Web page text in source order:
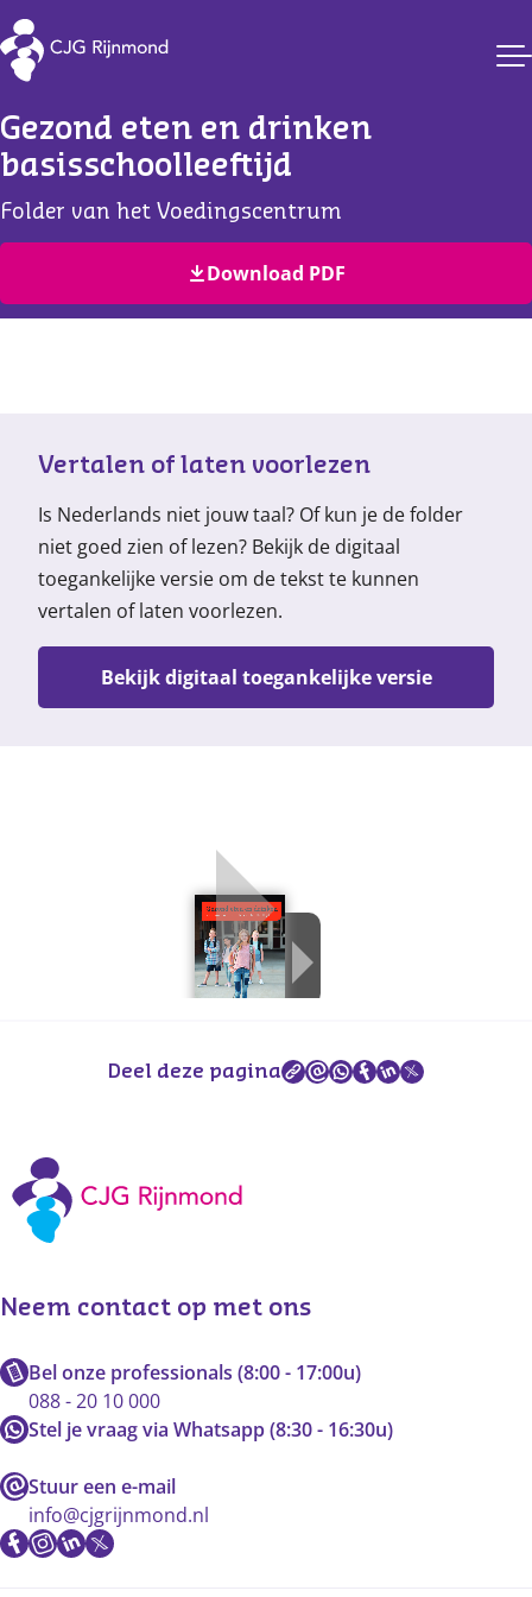
CJG Rijnmond
Gezond eten en drinken
basisschoolleeftijd
Folder van het Voedingscentrum
Download PDF
Vertalen of laten voorlezen
Is Nederlands niet jouw taal? Of kun je de folder
niet goed zien of lezen? Bekijk de digitaal
toegankelijke versie om de tekst te kunnen
vertalen of laten voorlezen.
Bekijk digitaal toegankelijke versie
Deel deze pagina
Neem contact op met ons
Bel onze professionals (8:00 - 17:00u)
088 - 20 10 000
Stel je vraag via Whatsapp (8:30 - 16:30u)
Stuur een e-mail
info@cjgrijnmond.nl